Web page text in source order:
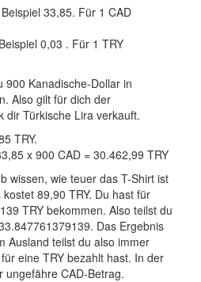
33,85. Für 1 CAD
0,03 . Für 1 TRY
900 Kanadische-Dollar in
Also gilt für dich der
dir Türkische Lira verkauft.
TRY.
x 900 CAD = 30.462,99 TRY
wissen, wie teuer das T-Shirt ist
89,90 TRY. Du hast für
TRY bekommen. Also teilst du
Das Ergebnis
Ausland teilst du also immer
eine TRY bezahlt hast. In der
ungefähre CAD-Betrag.